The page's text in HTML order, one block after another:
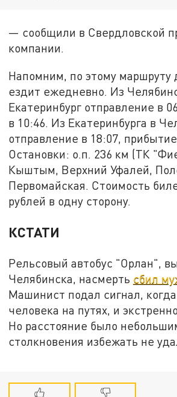
— сообщили в Свердловской
компании.
Напомним, по этому маршруту
ездит ежедневно. Из
Екатеринбург отправление в
в 10:46. Из Екатеринбурга в
отправление в 18:07,
Остановки: о.п. 236 км (ТК
Кыштым, Верхний Уфалей,
Первомайская. Стоимость
рублей в одну сторону.
КСТАТИ
Рельсовый автобус "Орлан",
Челябинска, насмерть сбил
Машинист подал сигнал,
человека на путях, и
Но расстояние было
столкновения избежать не